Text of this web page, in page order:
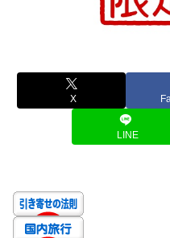
X
LINE